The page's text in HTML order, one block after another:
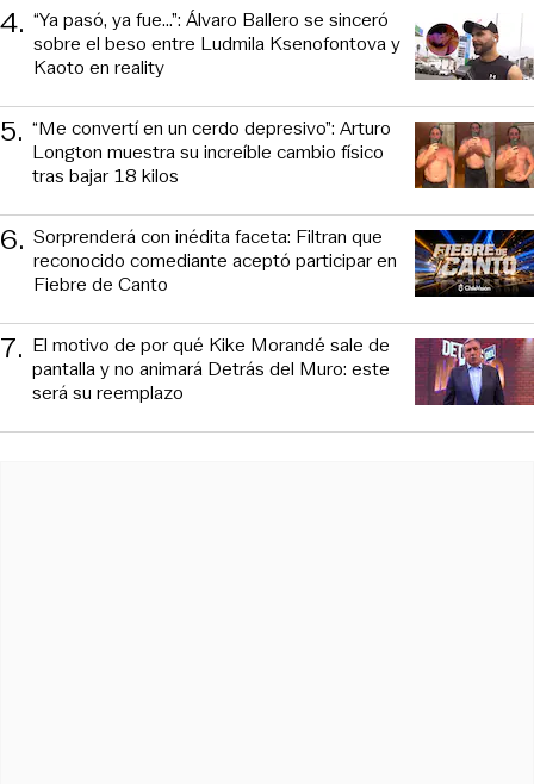
4. “Ya pasó, ya fue...”: Álvaro Ballero se sinceró
sobre el beso entre Ludmila Ksenofontova y
Kaoto en reality
5. “Me convertí en un cerdo depresivo”: Arturo
Longton muestra su increíble cambio físico
tras bajar 18 kilos
6. Sorprenderá con inédita faceta: Filtran que
reconocido comediante aceptó participar en
Fiebre de Canto
7. El motivo de por qué Kike Morandé sale de
pantalla y no animará Detrás del Muro: este
será su reemplazo